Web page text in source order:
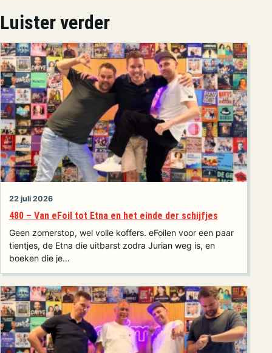
Luister verder
22 juli 2026
480 – Van eFoil tot Etna en het einde der schijfjes
Geen zomerstop, wel volle koffers. eFoilen voor een paar
tientjes, de Etna die uitbarst zodra Jurian weg is, en
boeken die je…